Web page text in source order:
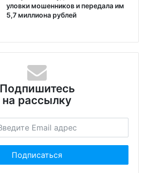
уловки мошенников и передала им
5,7 миллиона рублей
Подпишитесь
на рассылку